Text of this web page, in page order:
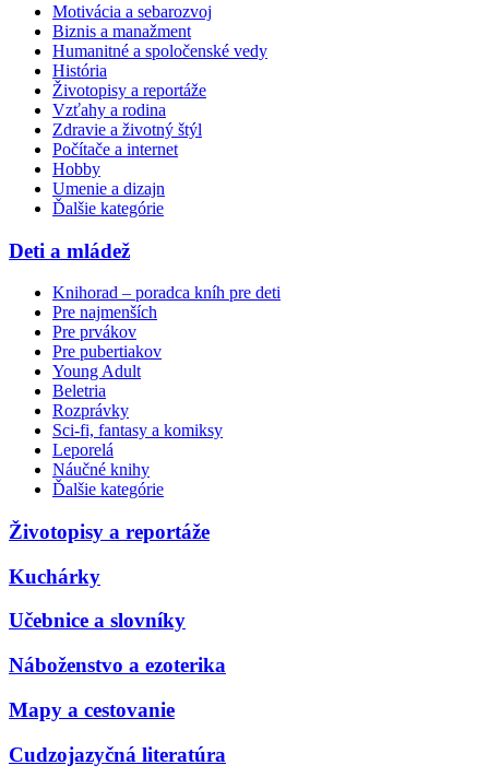
Motivácia a sebarozvoj
Biznis a manažment
Humanitné a spoločenské vedy
História
Životopisy a reportáže
Vzťahy a rodina
Zdravie a životný štýl
Počítače a internet
Hobby
Umenie a dizajn
Ďalšie kategórie
Deti a mládež
Knihorad – poradca kníh pre deti
Pre najmenších
Pre prvákov
Pre pubertiakov
Young Adult
Beletria
Rozprávky
Sci-fi, fantasy a komiksy
Leporelá
Náučné knihy
Ďalšie kategórie
Životopisy a reportáže
Kuchárky
Učebnice a slovníky
Náboženstvo a ezoterika
Mapy a cestovanie
Cudzojazyčná literatúra